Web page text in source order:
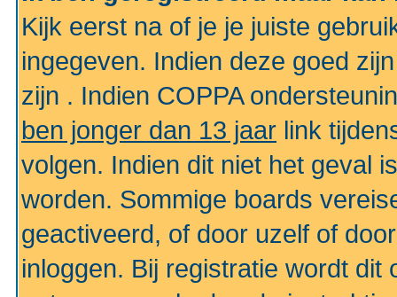
Kijk eerst na of je je juiste
ingegeven. Indien deze goed
zijn . Indien COPPA
ben jonger dan 13 jaar link
volgen. Indien dit niet het geval
worden. Sommige boards
geactiveerd, of door uzelf of
inloggen. Bij registratie wordt dit